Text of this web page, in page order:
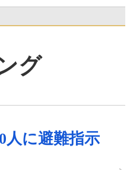
グ
人に避難指示